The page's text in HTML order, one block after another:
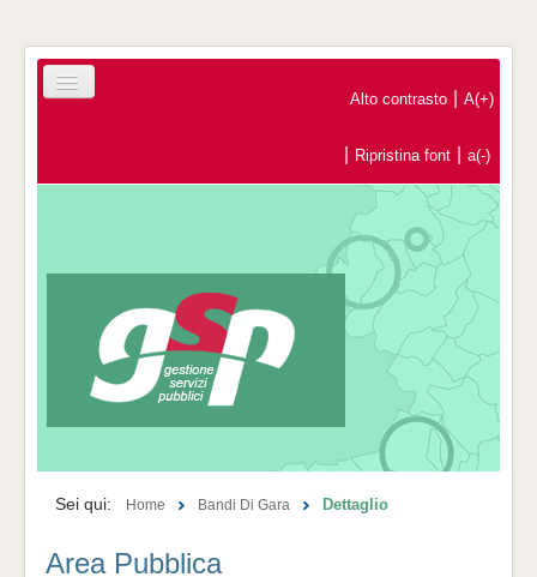
Contatti
Alto contrasto A(+)
Ripristina font a(-)
Sei qui: Home Bandi Di Gara Dettaglio
Area Pubblica